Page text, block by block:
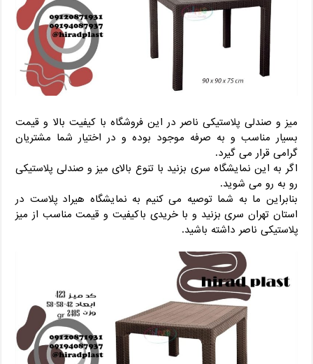
میز و صندلی پلاستیکی ناصر در این فروشگاه با کیفیت بالا و قیمت
بسیار مناسب و به صرفه موجود بوده و در اختیار شما مشتریان
گرامی قرار می گیرد.
اگر به این نمایشگاه سری بزنید با تنوع بالای میز و صندلی پلاستیکی
رو به رو می شوید.
بنابراین ما به شما توصیه می کنیم به نمایشگاه هیراد پلاست در
استان تهران سری بزنید و با خریدی باکیفیت و قیمت مناسب از میز
پلاستیکی ناصر داشته باشید.